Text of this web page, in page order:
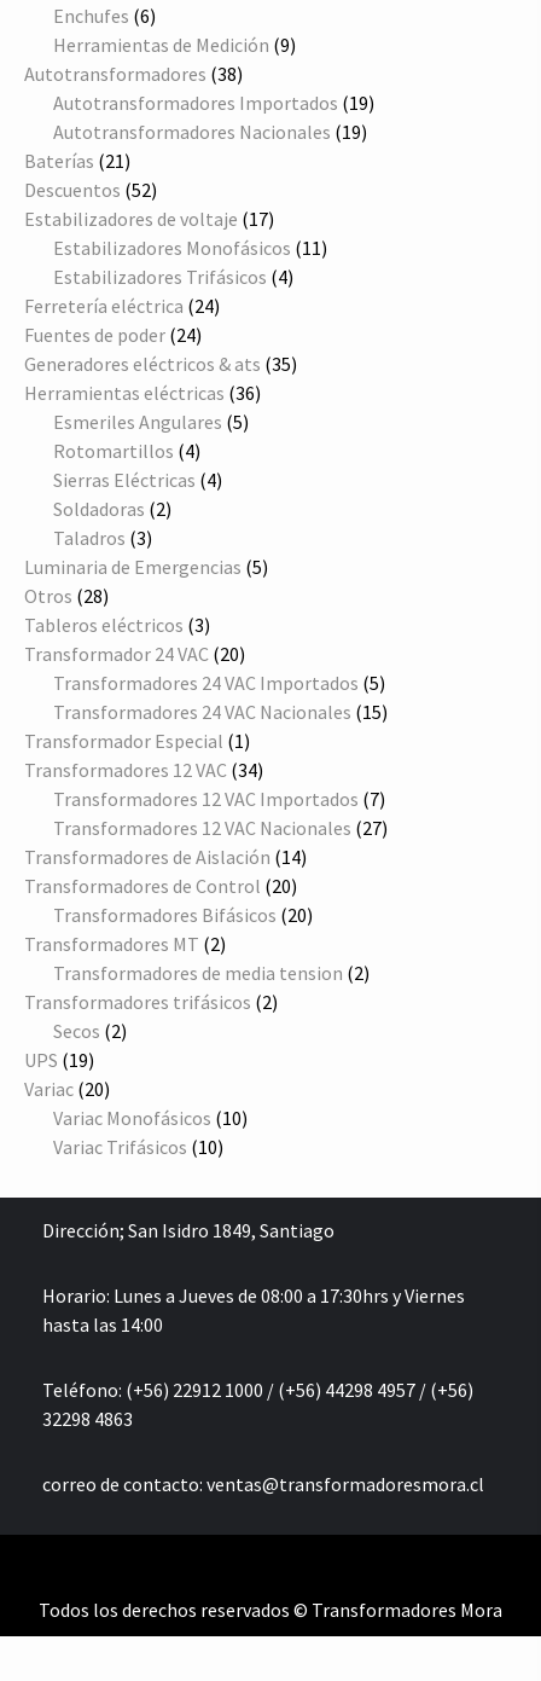
productos
Enchufes 66
productos
Herramientas de Medición 99
Autotransformadores 3838
productos
Autotransformadores Importados 1919
Autotransformadores Nacionales 1919
Baterías 2121
productos
Descuentos 5252
productos
Estabilizadores de voltaje 1717
productos
Estabilizadores Monofásicos 1111
Estabilizadores Trifásicos 44
Ferretería eléctrica 2424
Fuentes de poder 2424
productos
Generadores eléctricos & ats 3535
Herramientas eléctricas 3636
Esmeriles Angulares 55
Rotomartillos 44
productos
Sierras Eléctricas 44
Soldadoras 22
Taladros 33
productos
Luminaria de Emergencias 55
Otros 2828
productos
Tableros eléctricos 33
productos
Transformador 24 VAC 2020
productos
Transformadores 24 VAC Importados 55
productos
Transformadores 24 VAC Nacionales 1515
Transformador Especial 11
producto
Transformadores 12 VAC 3434
productos
Transformadores 12 VAC Importados 77
productos
Transformadores 12 VAC Nacionales 2727
Transformadores de Aislación 1414
Transformadores de Control 2020
productos
Transformadores Bifásicos 2020
Transformadores MT 22
productos
Transformadores de media tension 22
Transformadores trifásicos 22
Secos 22
UPS 1919
productos
Variac 2020
productos
Variac Monofásicos 1010
Variac Trifásicos 1010
Dirección; San Isidro 1849, Santiago
Horario: Lunes a Jueves de 08:00 a 17:30hrs y Viernes
hasta las 14:00
Teléfono: (+56) 22912 1000 / (+56) 44298 4957 / (+56)
32298 4863
correo de contacto: ventas@transformadoresmora.cl
Todos los derechos reservados © Transformadores Mora